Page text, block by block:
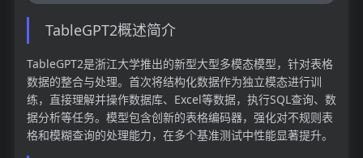
TableGPT2概述简介
TableGPT2是浙江大学推出的新型大型多模态模型，针对表格
数据的整合与处理。首次将结构化数据作为独立模态进行训
练，直接理解并操作数据库、Excel等数据，执行SQL查询、数
据分析等任务。模型包含创新的表格编码器，强化对不规则表
格和模糊查询的处理能力，在多个基准测试中性能显著提升。